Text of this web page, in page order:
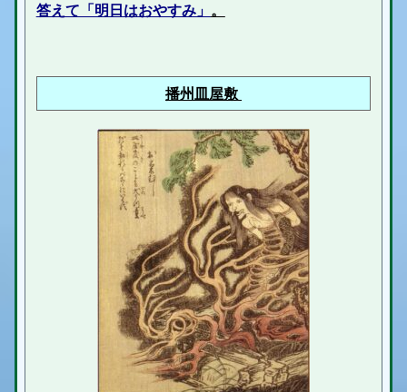
答えて「明日はおやすみ」 。
播州皿屋敷